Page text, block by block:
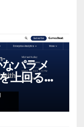
パラメ
上回る新
ルをリ